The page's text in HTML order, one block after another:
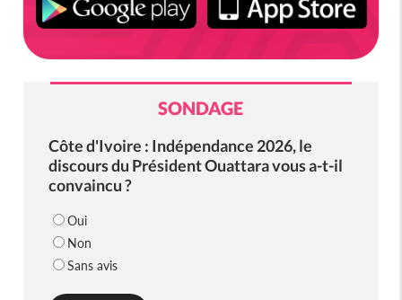
SONDAGE
Côte d'Ivoire : Indépendance 2026, le
discours du Président Ouattara vous a-t-il
convaincu ?
Oui
Non
Sans avis